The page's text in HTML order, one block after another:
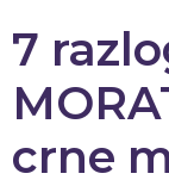
7
crne